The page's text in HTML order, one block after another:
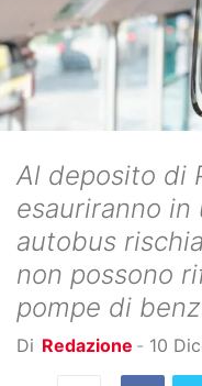
Al deposito di
esauriranno
autobus
non possono
pompe di
Di Redazione - 10